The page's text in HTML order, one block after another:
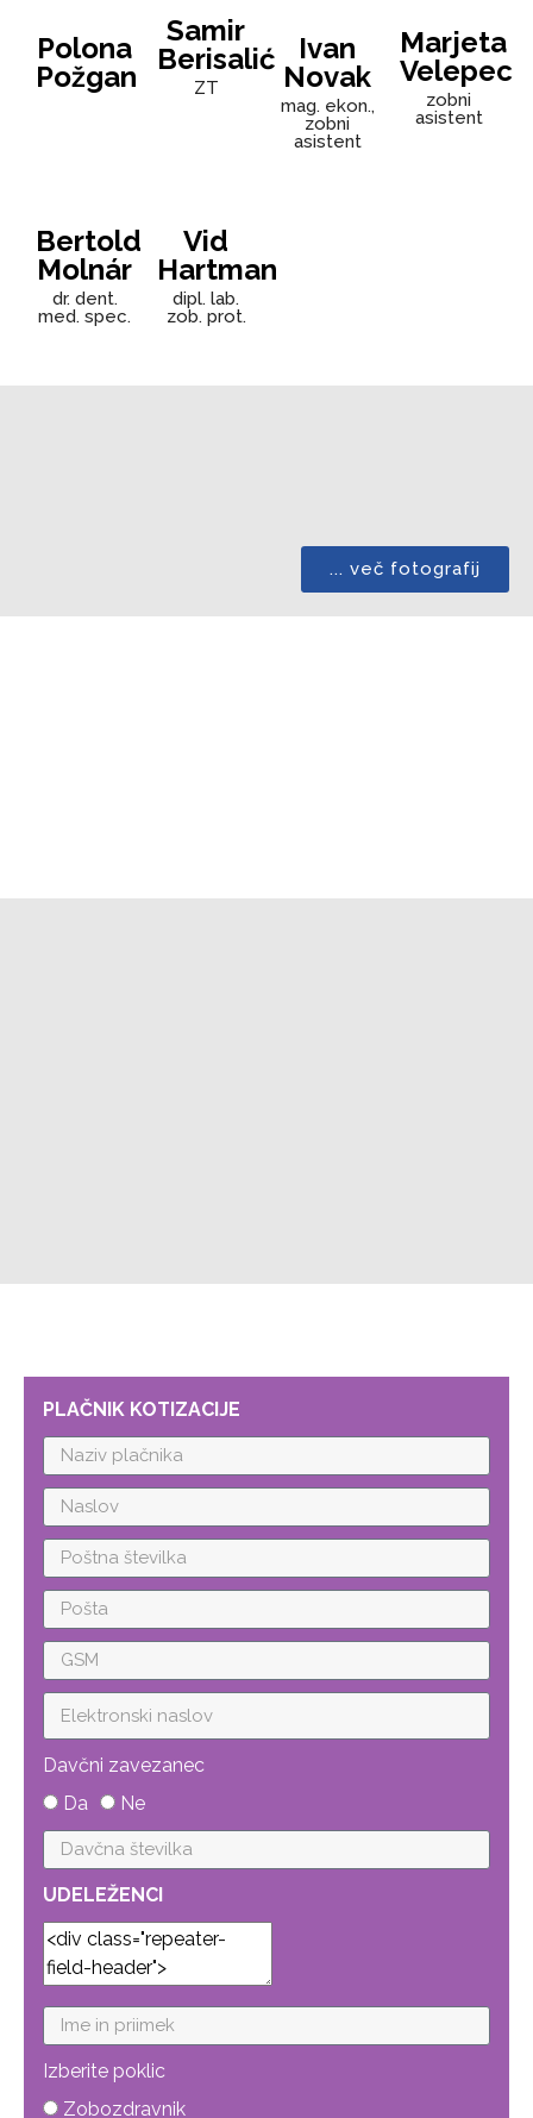
Polona
Požgan
Samir
Berisalić
ZT
Ivan
Novak
mag. ekon.,
zobni
asistent
Marjeta
Velepec
zobni
asistent
Bertold
Molnár
dr. dent.
med. spec.
Vid
Hartman
dipl. lab.
zob. prot.
... več fotografij
PLAČNIK KOTIZACIJE
Davčni zavezanec
Da
Ne
UDELEŽENCI
Izberite poklic
Zobozdravnik